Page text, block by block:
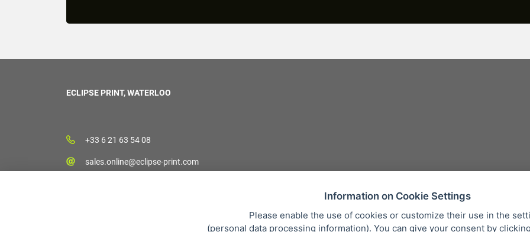
ECLIPSE PRINT, WATERLOO
+33 6 21 63 54 08
sales.online@eclipse-print.com
Information on Cookie Settings
Please enable the use of cookies or customize their use in the
(personal data processing information). You can give your consent by